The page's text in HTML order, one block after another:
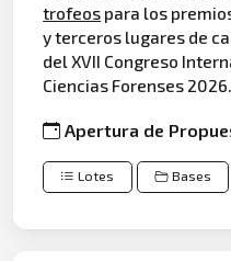
trofeos para los
y terceros lugares de
del XVII Congreso
Ciencias Forenses 2026.
Apertura de
Lotes Bases